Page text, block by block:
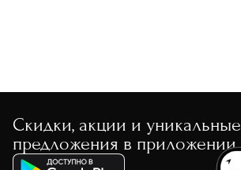
Скидки, акции и уникальные
предложения в приложении